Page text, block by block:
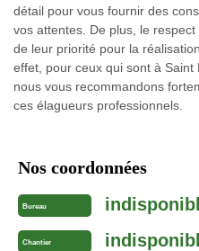
détail pour vous fournir des
vos attentes. De plus, le
de leur priorité pour la
effet, pour ceux qui sont à Saint
nous vous recommandons
ces élagueurs professionnels.
Nos coordonnées
Bureau
Chantier